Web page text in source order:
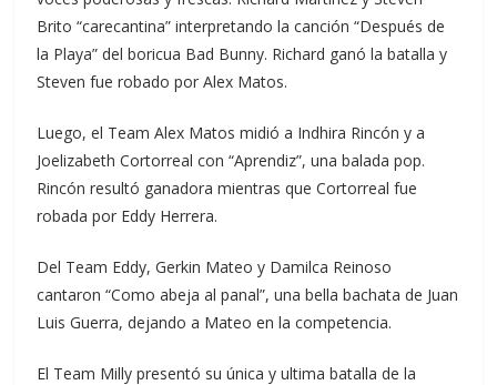
Brito “carecantina” interpretando la canción “Después de
la Playa” del boricua Bad Bunny. Richard ganó la batalla y
Steven fue robado por Alex Matos.
Luego, el Team Alex Matos midió a Indhira Rincón y a
Joelizabeth Cortorreal con “Aprendiz”, una balada pop.
Rincón resultó ganadora mientras que Cortorreal fue
robada por Eddy Herrera.
Del Team Eddy, Gerkin Mateo y Damilca Reinoso
cantaron “Como abeja al panal”, una bella bachata de Juan
Luis Guerra, dejando a Mateo en la competencia.
El Team Milly presentó su única y ultima batalla de la